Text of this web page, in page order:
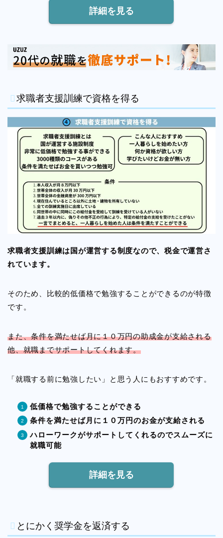
詳細を見る
求職者支援訓練で資格を得る
求職者支援訓練は国が運営する制度なので、税金で運営さ
れています。
そのため、比較的低価格で勉強することができるのが特徴
です。
また、条件を満たせば月に１０万円の助成金が支給される
他、就職までサポートしてくれます。
「就職する前に勉強したい」と思う人にもおすすめです。
低価格で勉強することができる
条件を満たせば月に１０万円のお金が支給される
ハローワークがサポートしてくれるのでスムーズに
就職可能
詳細を見る
とにかく奨学金を返済する